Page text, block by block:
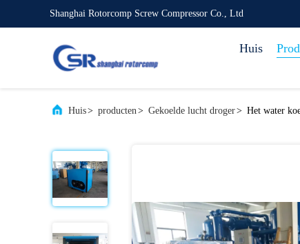
Shanghai Rotorcomp Screw Compressor Co., Ltd
Huis
Huis> producten> Gekoelde lucht droger> Het water